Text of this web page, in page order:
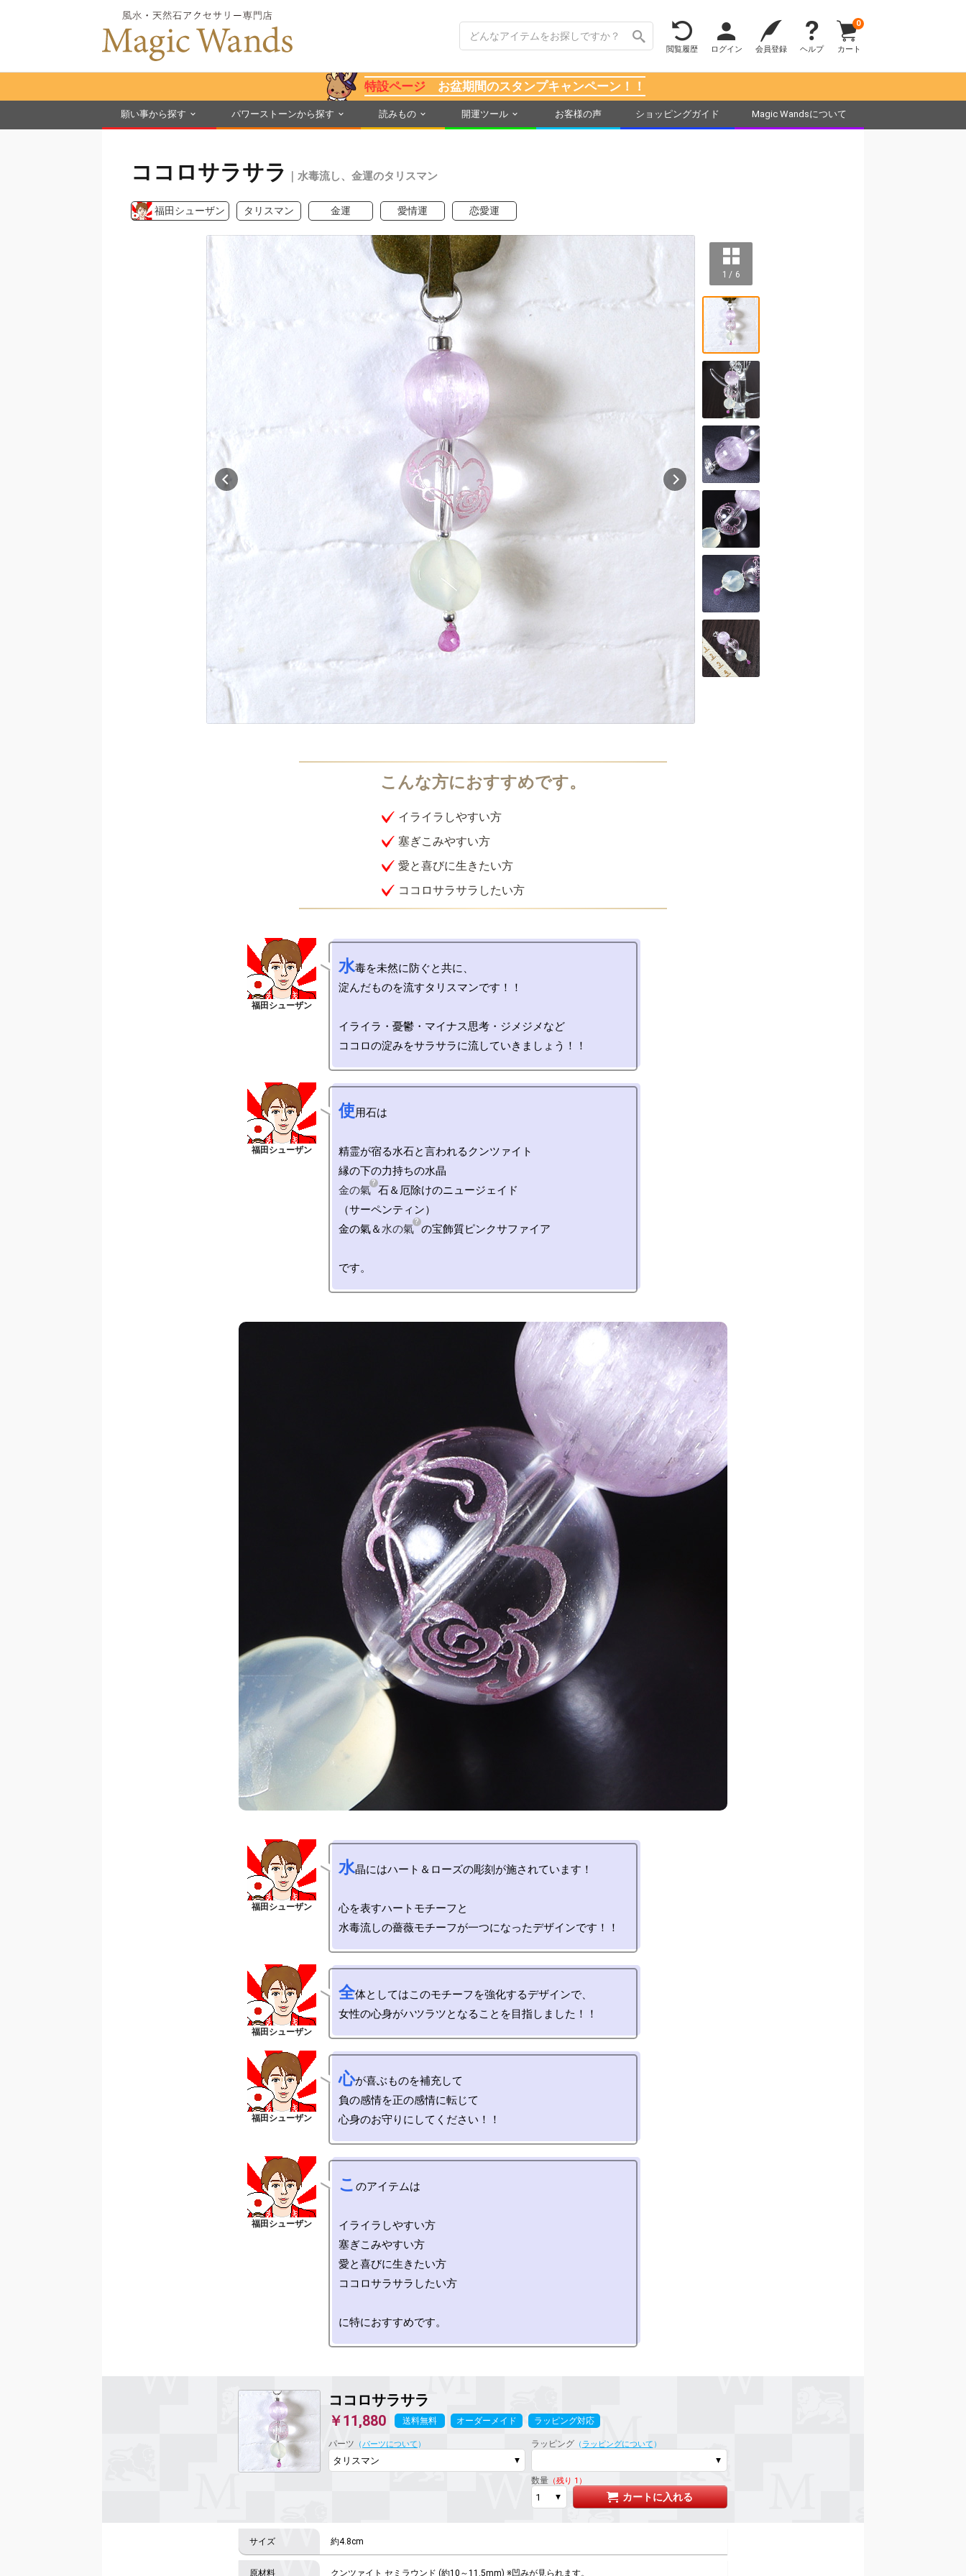
閲覧履歴 ログイン 会員登録 ヘルプ カート
0
特設ページ お盆期間のスタンプキャンペーン！！
願い事から探す パワーストーンから探す 読みもの 開運ツール お客様の声 ショッピングガイド Magic Wandsについて
ココロサラサラ ｜水毒流し、金運のタリスマン
福田シューザン タリスマン 金運 愛情運 恋愛運
1 / 6
イライラしやすい方
塞ぎこみやすい方
愛と喜びに生きたい方
ココロサラサラしたい方
水毒を未然に防ぐと共に、
淀んだものを流すタリスマンです！！
イライラ・憂鬱・マイナス思考・ジメジメなど
使用石は
精霊が宿る水石と言われるクンツァイト
金の氣 石＆厄除けのニュージェイド
（サーペンティン）
金の氣＆水の氣 の宝飾質ピンクサファイア
水晶にはハート＆ローズの彫刻が施されています！
心を表すハートモチーフと
全体としてはこのモチーフを強化するデザインで、
心が喜ぶものを補充して
負の感情を正の感情に転じて
こ のアイテムは
イライラしやすい方
塞ぎこみやすい方
愛と喜びに生きたい方
ココロサラサラしたい方
ココロサラサラ
￥11,880
送料無料 オーダーメイド ラッピング対応
パーツ （パーツについて ） ラッピング（ ラッピングについて ）
数量（残り 1）
カートに入れる
約4.8cm
クンツァイト セミラウンド (約10～11.5mm) ※凹みが見られます。